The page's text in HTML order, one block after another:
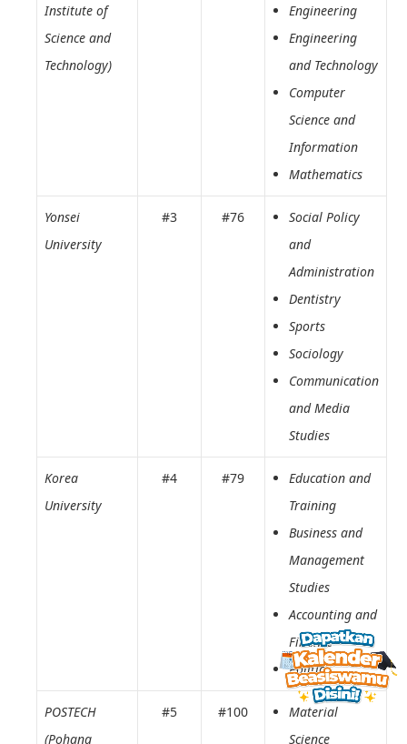
Institute of
Science and
Technology)
Engineering
Engineering
and Technology
Computer
Science and
Information
Mathematics
Yonsei
University
#3 #76
Social Policy
and
Administration
Dentistry
Sports
Sociology
Communication
and Media
Studies
Korea
University
#4 #79
Education and
Training
Business and
Management
Studies
Accounting and
Finance
Politics
POSTECH
(Pohang
#5 #100
Material
Science